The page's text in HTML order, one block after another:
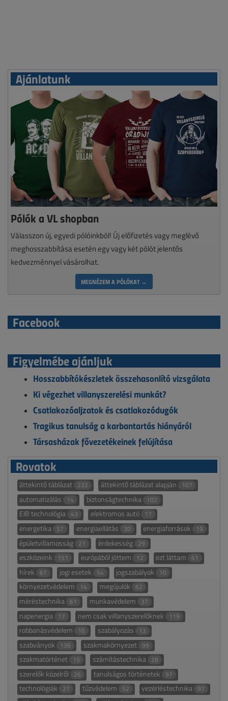
Ajánlatunk
Pólók a VL shopban
Válasszon új, egyedi pólóinkból! Új előfizetés vagy meglévő
meghosszabbítása esetén egy vagy két pólót jelentős
kedvezménnyel vásárolhat.
MEGNÉZEM A PÓLÓKAT →
Facebook
Figyelmébe ajánljuk
Hosszabbítókészletek összehasonlító vizsgálata
Ki végezhet villanyszerelési munkát?
Csatlakozóaljzatok és csatlakozódugók
Tragikus tanulság a karbantartás hiányáról
Társasházak fővezetékeinek felújítása
Rovatok
áttekintő táblázat 232 áttekintő táblázat alapján 107
automatizálás 14 biztonságtechnika 102
EIB technológia 43 elektromos autó 17
energetika 57 energiaellátás 30 energiaforrások 19
épületvillamosság 21 érdekesség 29
eszközeink 151 európából jöttem 12 ezt láttam 61
hírek 67 jogi esetek 54 jogszabályok 10
környezetvédelem 14 megújulók 62
méréstechnika 61 munkavédelem 37
napenergia 17 nem csak villanyszerelőknek 119
robbanásvédelem 16 szabályozás 13
szabványok 136 szakmakörnyezet 99
szakmatörténet 15 számítástechnika 28
szerelők közelről 26 tanulságos történetek 97
technológiák 27 tűzvédelem 52 vezérléstechnika 97